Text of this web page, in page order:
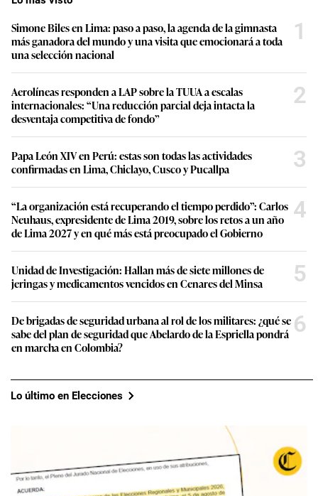
Simone Biles en Lima: paso a paso, la agenda de la gimnasta
más ganadora del mundo y una visita que emocionará a toda
una selección nacional
1
Aerolíneas responden a LAP sobre la TUUA a escalas
internacionales: “Una reducción parcial deja intacta la
desventaja competitiva de fondo”
2
Papa León XIV en Perú: estas son todas las actividades
confirmadas en Lima, Chiclayo, Cusco y Pucallpa
3
“La organización está recuperando el tiempo perdido”: Carlos
Neuhaus, expresidente de Lima 2019, sobre los retos a un año
de Lima 2027 y en qué más está preocupado el Gobierno
4
Unidad de Investigación: Hallan más de siete millones de
jeringas y medicamentos vencidos en Cenares del Minsa
5
De brigadas de seguridad urbana al rol de los militares: ¿qué se
sabe del plan de seguridad que Abelardo de la Espriella pondrá
en marcha en Colombia?
6
Lo último en Elecciones